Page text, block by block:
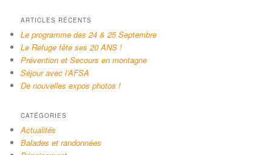
ARTICLES RÉCENTS
Le programme des 24 & 25 Septembre
Le Refuge fête ses 20 ANS !
Prévention et Secours en montagne
Séjour avec l’AFSA
De nouvelles expos photos !
CATÉGORIES
Actualités
Balades et randonnées